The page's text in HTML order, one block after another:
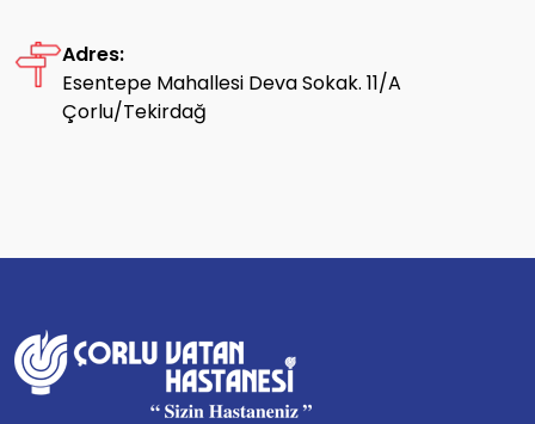
Adres:
Esentepe Mahallesi Deva Sokak. 11/A
Çorlu/Tekirdağ